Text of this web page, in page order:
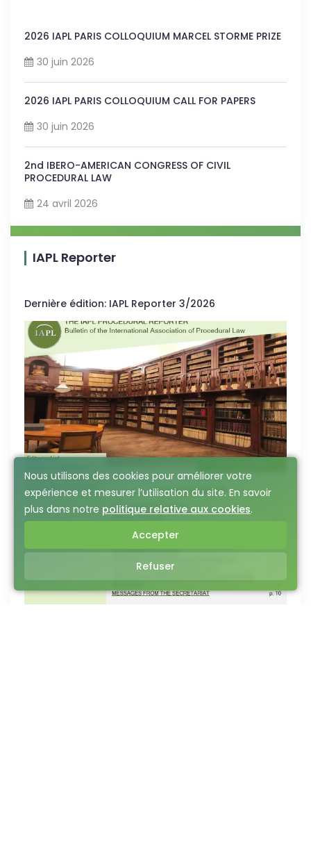
2026 IAPL PARIS COLLOQUIUM MARCEL STORME PRIZE
30 juin 2026
2026 IAPL PARIS COLLOQUIUM CALL FOR PAPERS
30 juin 2026
2nd IBERO-AMERICAN CONGRESS OF CIVIL
PROCEDURAL LAW
24 avril 2026
IAPL Reporter
Dernière édition: IAPL Reporter 3/2026
Nous utilisons des cookies pour améliorer votre
expérience et mesurer l’utilisation du site. En savoir
plus dans notre politique relative aux cookies.
Accepter
Refuser